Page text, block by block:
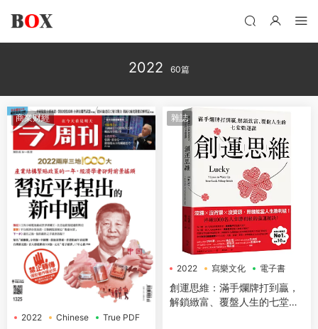
2022 60篇
商業财經
2022 Chinese True PDF
雜誌
2022 寫樂文化 電子書
創運思維：滿手爛牌打到贏，
解鎖緻富、覆盤人生的七堂強